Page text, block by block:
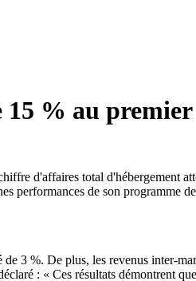
% au
d'affaires total d'hébergement
performances de son
3 %. De plus, les revenus inter-
: « Ces résultats démontrent